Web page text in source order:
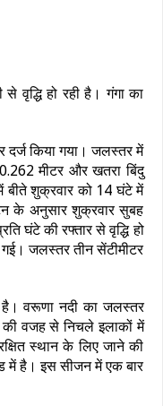
वृद्धि हो रही है। गंगा का
दर्ज किया गया। जलस्तर में
मीटर और खतरा बिंदु
बीते शुक्रवार को 14 घंटे में
के अनुसार शुक्रवार सुबह
घंटे की रफ्तार से वृद्धि हो
गई। जलस्तर तीन सेंटीमीटर
है। वरूणा नदी का जलस्तर
की वजह से नि‍चले इलाकों में
स्‍थान के लिए जाने की
में है। इस सीजन में एक बार